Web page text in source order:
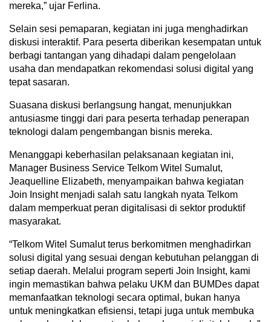
mereka,” ujar Ferlina.
Selain sesi pemaparan, kegiatan ini juga menghadirkan
diskusi interaktif. Para peserta diberikan kesempatan untuk
berbagi tantangan yang dihadapi dalam pengelolaan
usaha dan mendapatkan rekomendasi solusi digital yang
tepat sasaran.
Suasana diskusi berlangsung hangat, menunjukkan
antusiasme tinggi dari para peserta terhadap penerapan
teknologi dalam pengembangan bisnis mereka.
Menanggapi keberhasilan pelaksanaan kegiatan ini,
Manager Business Service Telkom Witel Sumalut,
Jeaquelline Elizabeth, menyampaikan bahwa kegiatan
Join Insight menjadi salah satu langkah nyata Telkom
dalam memperkuat peran digitalisasi di sektor produktif
masyarakat.
“Telkom Witel Sumalut terus berkomitmen menghadirkan
solusi digital yang sesuai dengan kebutuhan pelanggan di
setiap daerah. Melalui program seperti Join Insight, kami
ingin memastikan bahwa pelaku UKM dan BUMDes dapat
memanfaatkan teknologi secara optimal, bukan hanya
untuk meningkatkan efisiensi, tetapi juga untuk membuka